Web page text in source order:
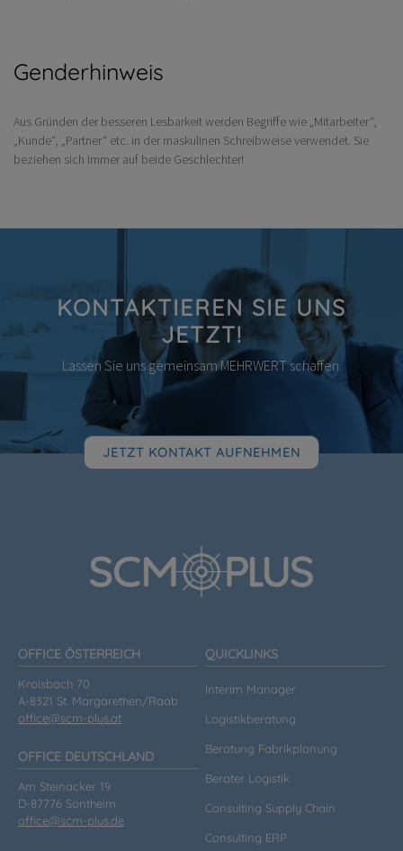
Genderhinweis
Aus Gründen der besseren Lesbarkeit werden Begriffe wie „Mitarbeiter“,
„Kunde“, „Partner“ etc. in der maskulinen Schreibweise verwendet. Sie
beziehen sich immer auf beide Geschlechter!
KONTAKTIEREN SIE UNS
JETZT!
Lassen Sie uns gemeinsam MEHRWERT schaffen.
JETZT KONTAKT AUFNEHMEN
OFFICE ÖSTERREICH
Kroisbach 70
A-8321 St. Margarethen/Raab
office@scm-plus.at
OFFICE DEUTSCHLAND
Am Steinacker 19
D-87776 Sontheim
office@scm-plus.de
QUICKLINKS
Interim Manager
Logistikberatung
Beratung Fabrikplanung
Berater Logistik
Consulting Supply Chain
Consulting ERP